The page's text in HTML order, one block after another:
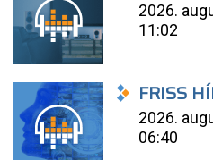
2026.
11:02
FRISS
2026.
06:40